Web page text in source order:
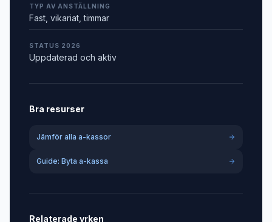
TYP AV ANSTÄLLNING
Fast, vikariat, timmar
STATUS 2026
Uppdaterad och aktiv
Bra resurser
Jämför alla a-kassor
Guide: Byta a-kassa
Relaterade yrken